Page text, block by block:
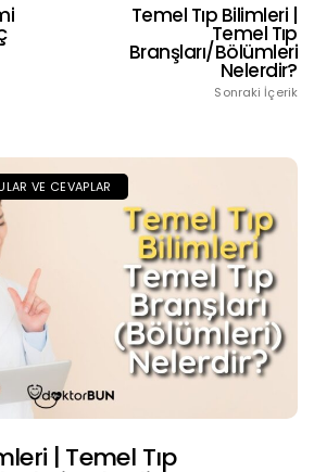
Temel Tıp Bilimleri |
Temel Tıp
Branşları/Bölümleri
Nelerdir?
Sonraki İçerik
VE CEVAPLAR
| Temel Tıp